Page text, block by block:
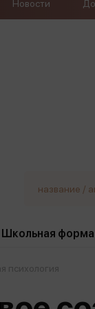
Новости
Школьная форма